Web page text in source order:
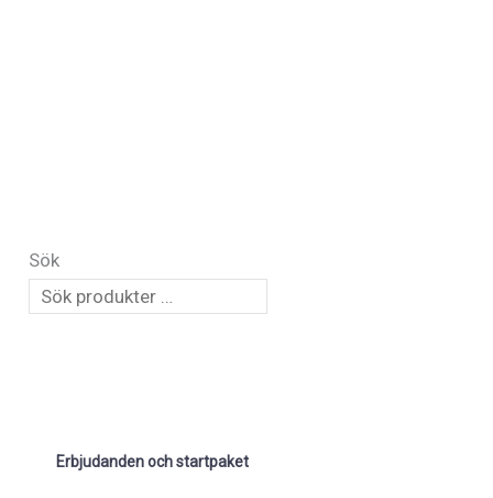
Sök
Erbjudanden och startpaket